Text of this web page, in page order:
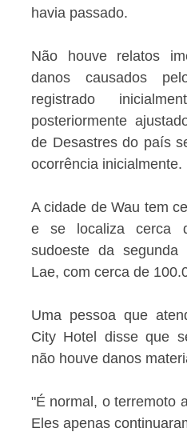
havia passado.
Não houve relatos
danos causados
registrado
posteriormente
de Desastres do país
ocorrência inicialmente.
A cidade de Wau tem
e se localiza cerca
sudoeste da
Lae, com cerca de
Uma pessoa que
City Hotel disse que
não houve danos
"É normal, o terremoto
Eles apenas